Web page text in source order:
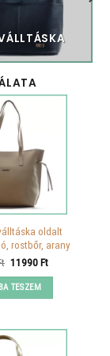
oldalt
rostbőr, arany
Original
was:
14690 Ft.
11990FtCurrent
TESZEM